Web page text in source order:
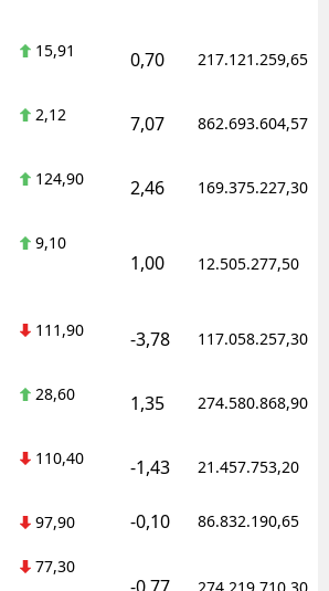
15,91 0,70 217.121.259,65
2,12 7,07 862.693.604,57
124,90 2,46 169.375.227,30
9,10
1,00 12.505.277,50
111,90 -3,78 117.058.257,30
28,60 1,35 274.580.868,90
110,40 -1,43 21.457.753,20
97,90 -0,10 86.832.190,65
77,30
-0,77 274.219.710,30